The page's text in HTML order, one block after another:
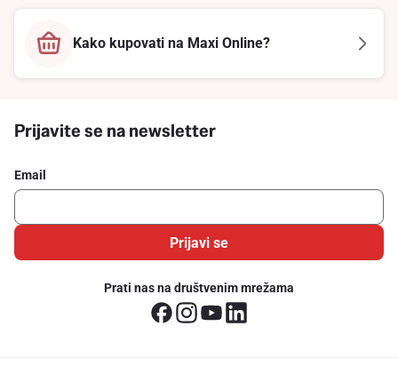
Kako kupovati na Maxi Online?
Prijavite se na newsletter
Email
Prijavi se
Prati nas na društvenim mrežama